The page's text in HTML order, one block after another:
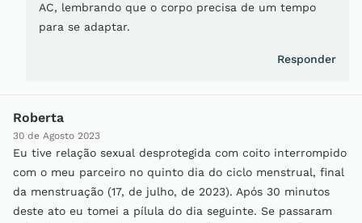
AC, lembrando que o corpo precisa de um tempo
para se adaptar.
Responder
Roberta
30 de Agosto 2023
Eu tive relação sexual desprotegida com coito interrompido
com o meu parceiro no quinto dia do ciclo menstrual, final
da menstruação (17, de julho, de 2023). Após 30 minutos
deste ato eu tomei a pílula do dia seguinte. Se passaram